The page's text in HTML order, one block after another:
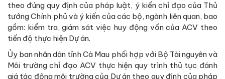
theo đúng quy định của pháp luật, ý kiến chỉ đạo của Thủ
tướng Chính phủ và ý kiến của các bộ, ngành liên quan, bao
gồm: kiểm tra, giám sát việc huy động vốn của ACV theo
tiến độ thực hiện Dự án.
Ủy ban nhân dân tỉnh Cà Mau phối hợp với Bộ Tài nguyên và
Môi trường chỉ đạo ACV thực hiện quy trình thủ tục đánh
giá tác động môi trường của Dự án theo quy định của pháp